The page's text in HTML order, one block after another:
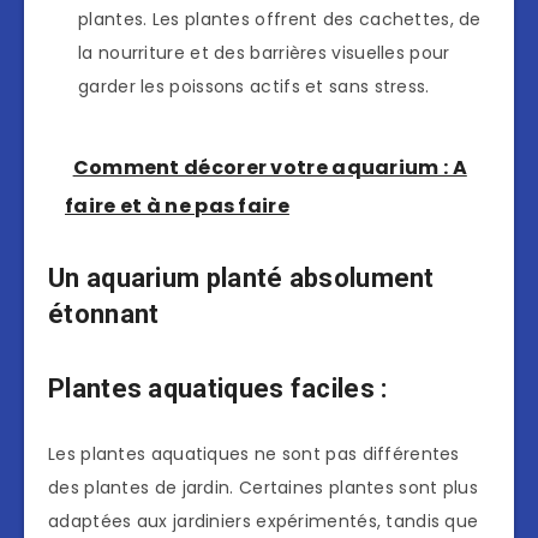
plantes. Les plantes offrent des cachettes, de
la nourriture et des barrières visuelles pour
garder les poissons actifs et sans stress.
Comment décorer votre aquarium : A
faire et à ne pas faire
Un aquarium planté absolument
étonnant
Plantes aquatiques faciles :
Les plantes aquatiques ne sont pas différentes
des plantes de jardin. Certaines plantes sont plus
adaptées aux jardiniers expérimentés, tandis que